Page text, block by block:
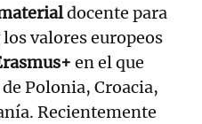
docente para
valores europeos
en el que
Polonia, Croacia,
Recientemente